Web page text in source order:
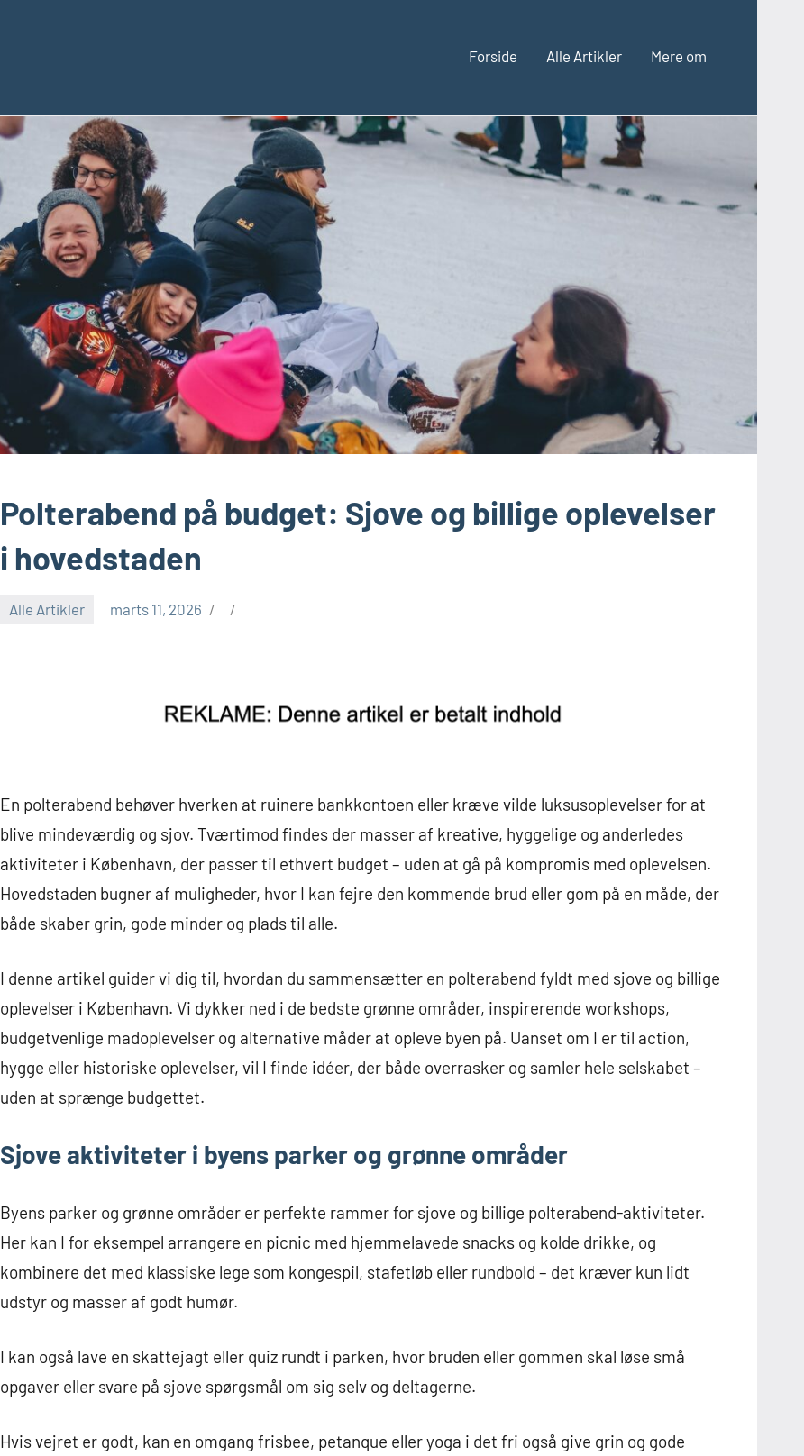
Forside Alle Artikler Mere om
Polterabend på budget: Sjove og billige oplevelser
i hovedstaden
Alle Artikler marts 11, 2026
En polterabend behøver hverken at ruinere bankkontoen eller kræve vilde luksusoplevelser for at
blive mindeværdig og sjov. Tværtimod findes der masser af kreative, hyggelige og anderledes
aktiviteter i København, der passer til ethvert budget – uden at gå på kompromis med oplevelsen.
Hovedstaden bugner af muligheder, hvor I kan fejre den kommende brud eller gom på en måde, der
både skaber grin, gode minder og plads til alle.
I denne artikel guider vi dig til, hvordan du sammensætter en polterabend fyldt med sjove og billige
oplevelser i København. Vi dykker ned i de bedste grønne områder, inspirerende workshops,
budgetvenlige madoplevelser og alternative måder at opleve byen på. Uanset om I er til action,
hygge eller historiske oplevelser, vil I finde idéer, der både overrasker og samler hele selskabet –
uden at sprænge budgettet.
Sjove aktiviteter i byens parker og grønne områder
Byens parker og grønne områder er perfekte rammer for sjove og billige polterabend-aktiviteter.
Her kan I for eksempel arrangere en picnic med hjemmelavede snacks og kolde drikke, og
kombinere det med klassiske lege som kongespil, stafetløb eller rundbold – det kræver kun lidt
udstyr og masser af godt humør.
I kan også lave en skattejagt eller quiz rundt i parken, hvor bruden eller gommen skal løse små
opgaver eller svare på sjove spørgsmål om sig selv og deltagerne.
Hvis vejret er godt, kan en omgang frisbee, petanque eller yoga i det fri også give grin og gode